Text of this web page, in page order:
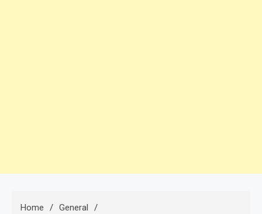
Home
General